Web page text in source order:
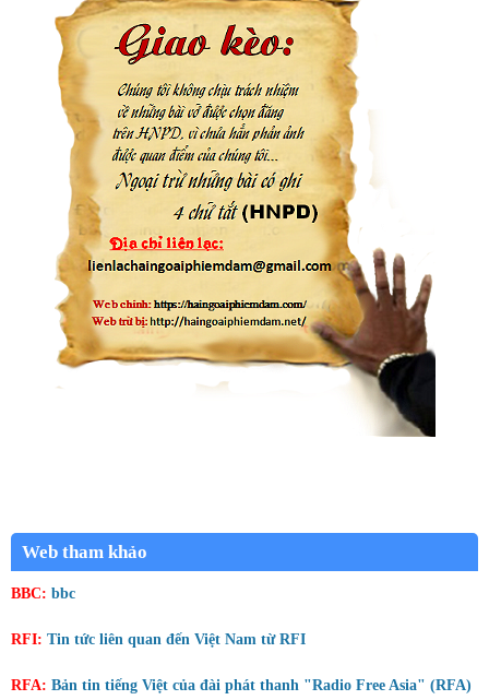
Web tham khảo
BBC: bbc
RFI: Tin tức liên quan đến Việt Nam từ RFI
RFA: Bản tin tiếng Việt của đài phát thanh "Radio Free Asia" (RFA)